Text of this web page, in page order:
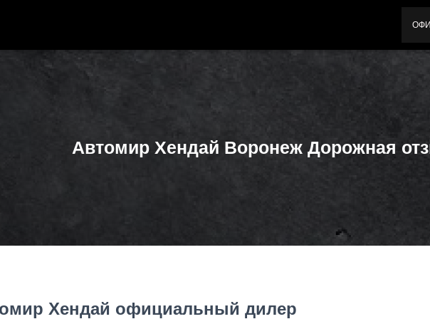
Автомир Хендай Воронеж Дорожная
Хендай официальный дилер